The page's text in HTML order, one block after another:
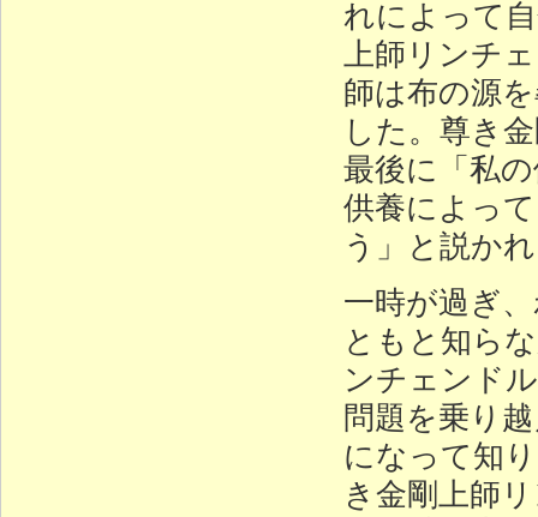
れによって
上師リンチ
師は布の源
した。尊き
最後に「私
供養によっ
う」と説か
一時が過ぎ
ともと知ら
ンチェンド
問題を乗り
になって知
き金剛上師